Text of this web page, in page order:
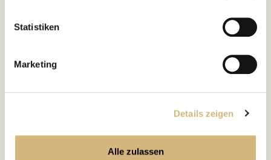
Statistiken
Marketing
Details zeigen
Alle zulassen